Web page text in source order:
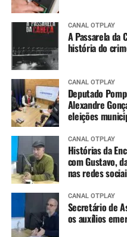
CANAL OTPLAY
A Passarela da
história do
CANAL OTPLAY
Deputado
Alexandre
eleições
CANAL OTPLAY
Histórias da
com Gustavo,
nas redes
CANAL OTPLAY
Secretário de
os auxílios